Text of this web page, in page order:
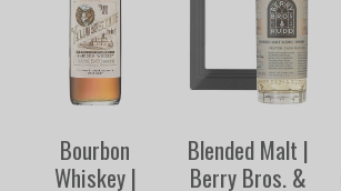
Bourbon
Whiskey |
Blended Malt |
Berry Bros. &